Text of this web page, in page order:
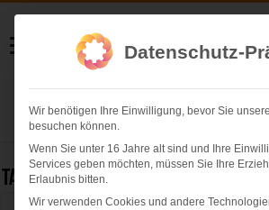
Helmut
Herzlich willkommen
Tag Archives:
Datenschutz-
Wir benötigen Ihre Einwilligung, bevor Sie
besuchen können.
Wenn Sie unter 16 Jahre alt sind und Ihre
Services geben möchten, müssen Sie Ihre
Erlaubnis bitten.
Wir verwenden Cookies und andere